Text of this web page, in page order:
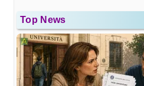
Top News